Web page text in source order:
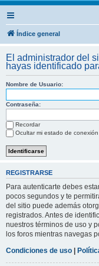
Índice general
El administrador del
hayas identificado
Nombre de Usuario:
Contraseña:
Recordar
Ocultar mi estado de
REGISTRARSE
Para autenticarte debes
pocos segundos y te
del sitio puede además
registrados. Antes de
nuestros términos de uso y
los foros mientras navegas
Condiciones de uso |